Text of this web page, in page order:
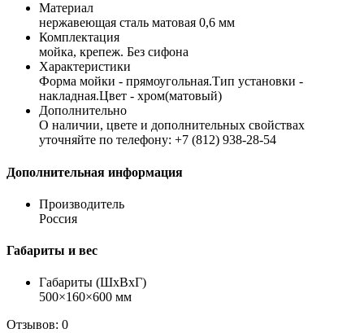
Материал
нержавеющая сталь матовая 0,6 мм
Комплектация
мойка, крепеж. Без сифона
Характеристики
Форма мойки - прямоугольная.Тип установки -
накладная.Цвет - хром(матовый)
Дополнительно
О наличии, цвете и дополнительных свойствах
уточняйте по телефону: +7 (812) 938-28-54
Дополнительная информация
Производитель
Россия
Габариты и вес
Габариты (ШхВхГ)
500×160×600 мм
Отзывов: 0